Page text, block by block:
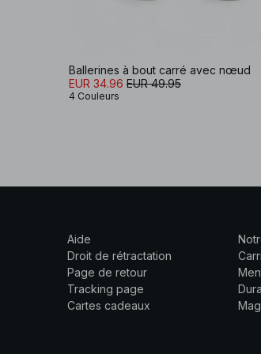
Ballerines à bout carré avec nœud
EUR 34.96 EUR 49.95
4 Couleurs
Aide
Droit de rétractation
Page de retour
Tracking page
Cartes cadeaux